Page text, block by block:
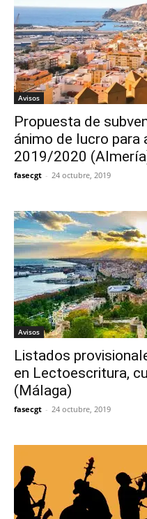
Avisos
Propuesta de
ánimo de lucro para
2019/2020
fasecgt - 24 octubre, 2019
Avisos
Listados
en Lectoescritura,
(Málaga)
fasecgt - 24 octubre, 2019